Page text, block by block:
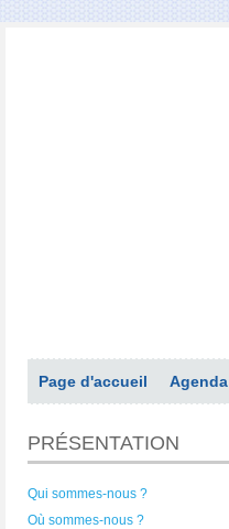
Page d'accueil Agenda
PRÉSENTATION
Qui sommes-nous ?
Où sommes-nous ?